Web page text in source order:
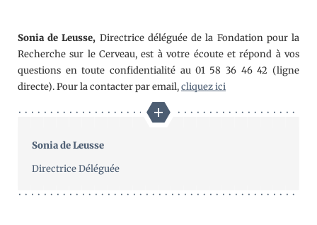
Sonia de Leusse, Directrice déléguée de la Fondation pour la
Recherche sur le Cerveau, est à votre écoute et répond à vos
questions en toute confidentialité au 01 58 36 46 42 (ligne
directe). Pour la contacter par email,cliquez ici
Sonia de Leusse
Directrice Déléguée